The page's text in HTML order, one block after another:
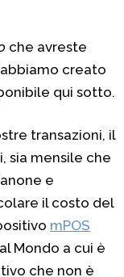
che avreste
creato
qui sotto.
transazioni, il
sia mensile che
e
il costo del
mPOS
Mondo a cui è
che non è